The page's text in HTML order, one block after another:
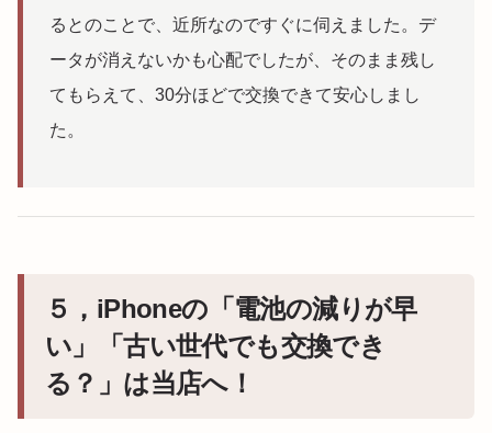
るとのことで、近所なのですぐに伺えました。デ
ータが消えないかも心配でしたが、そのまま残し
てもらえて、30分ほどで交換できて安心しまし
た。
５，iPhoneの「電池の減りが早
い」「古い世代でも交換でき
る？」は当店へ！